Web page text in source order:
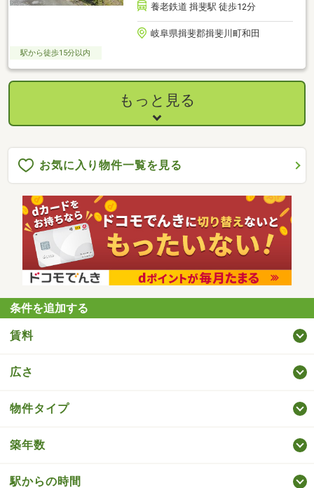
養老鉄道 揖斐駅 徒歩12分
岐阜県揖斐郡揖斐川町和田
駅から徒歩15分以内
もっと見る
お気に入り物件一覧を見る
条件を追加する
賃料
広さ
物件タイプ
築年数
駅からの時間